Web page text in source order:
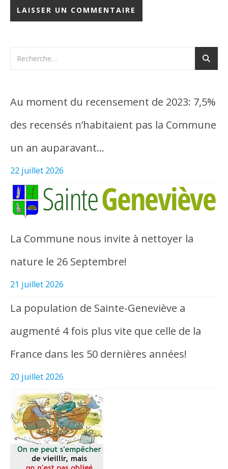
Au moment du recensement de 2023: 7,5%
des recensés n’habitaient pas la Commune
un an auparavant…
22 juillet 2026
La Commune nous invite à nettoyer la
nature le 26 Septembre!
21 juillet 2026
La population de Sainte-Geneviève a
augmenté 4 fois plus vite que celle de la
France dans les 50 dernières années!
20 juillet 2026